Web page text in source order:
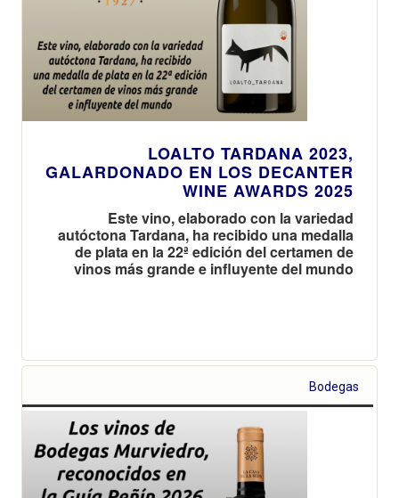
LOALTO TARDANA 2023,
GALARDONADO EN LOS DECANTER
WINE AWARDS 2025
Este vino, elaborado con la variedad
autóctona Tardana, ha recibido una medalla
de plata en la 22ª edición del certamen de
vinos más grande e influyente del mundo
Bodegas